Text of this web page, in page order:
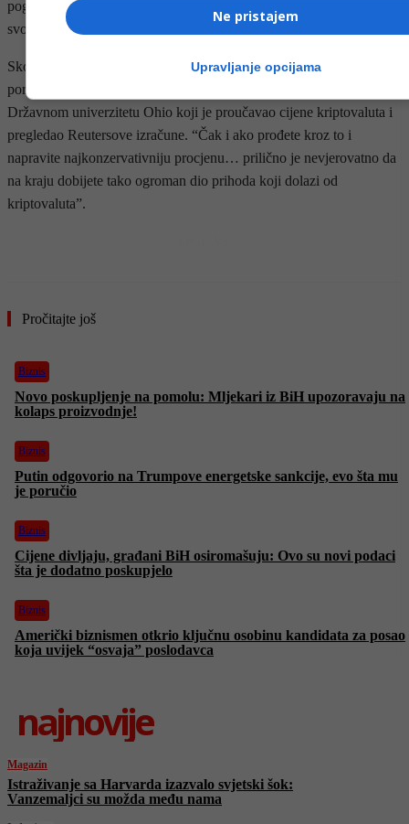
pogodnostima za vlasnike tokena upravljanja World Libertyja ili
svoju kritiku Reutersove analize.
Skok prihoda Trumpovih predstavlja “masovni zaokret” za
porodični posao, rekao je Carter Davis, docent financija na
Državnom univerzitetu Ohio koji je proučavao cijene kriptovaluta i
pregledao Reutersove izračune. “Čak i ako prođete kroz to i
napravite najkonzervativniju procjenu… prilično je nevjerovatno da
na kraju dobijete tako ogroman dio prihoda koji dolazi od
kriptovaluta”.
Pročitajte još
Biznis
Novo poskupljenje na pomolu: Mljekari iz BiH upozoravaju na
kolaps proizvodnje!
Biznis
Putin odgovorio na Trumpove energetske sankcije, evo šta mu
je poručio
Biznis
Cijene divljaju, građani BiH osiromašuju: Ovo su novi podaci
šta je dodatno poskupjelo
Biznis
Američki biznismen otkrio ključnu osobinu kandidata za posao
koja uvijek “osvaja” poslodavca
najnovije
Magazin
Istraživanje sa Harvarda izazvalo svjetski šok:
Vanzemaljci su možda među nama
Ne pristajem
Upravljanje opcijama